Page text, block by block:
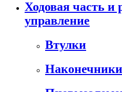
Ходовая часть и
управление
Втулки